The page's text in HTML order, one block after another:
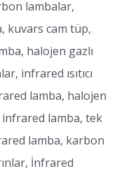
lambalar,
kuvars cam tüp,
halojen gazlı
infrared ısıtıcı
lamba, halojen
infrared lamba, tek
lamba, karbon
İnfrared